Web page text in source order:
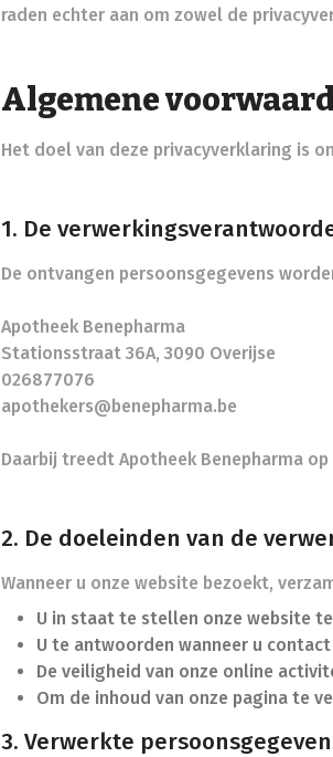
raden echter aan om zowel de
Algemene
Het doel van deze privacyverklaring is
1. De
De ontvangen persoonsgegevens
Apotheek Benepharma
Stationsstraat 36A, 3090 Overijse
026877076
apothekers@benepharma.be
Daarbij treedt Apotheek Benepharma
2. De doeleinden van de
Wanneer u onze website bezoekt,
U in staat te stellen onze website
U te antwoorden wanneer u
De veiligheid van onze online
Om de inhoud van onze pagina te
3. Verwerkte